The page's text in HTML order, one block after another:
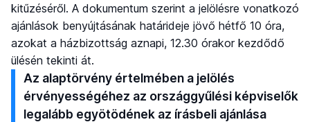
kitűzéséről. A dokumentum szerint a jelölésre vonatkozó
ajánlások benyújtásának határideje jövő hétfő 10 óra,
azokat a házbizottság aznapi, 12.30 órakor kezdődő
ülésén tekinti át.
Az alaptörvény értelmében a jelölés
érvényességéhez az országgyűlési képviselők
legalább egyötödének az írásbeli ajánlása